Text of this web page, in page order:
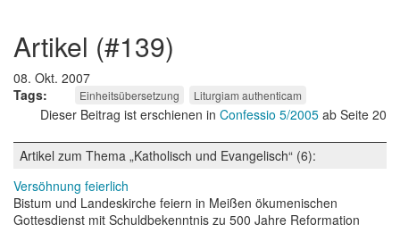
artikel (#139)
08. Okt. 2007
Tags
Einheitsübersetzung Liturgiam authenticam
Dieser Beitrag ist erschienen in Confessio 5/2005 ab Seite 20
Artikel zum Thema „Katholisch und Evangelisch“ (6):
Versöhnung feierlich
Bistum und Landeskirche feiern in Meißen ökumenischen
Gottesdienst mit Schuldbekenntnis zu 500 Jahre Reformation